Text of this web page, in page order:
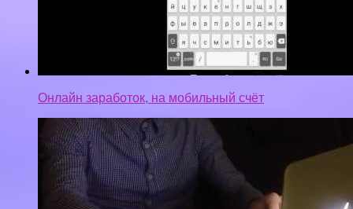
Как гарантированно заработать 7000 рублей за 12
минут в интернете, не развод